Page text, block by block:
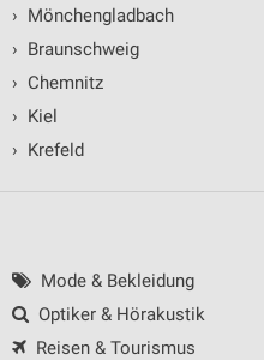
› Mönchengladbach
› Braunschweig
› Chemnitz
› Kiel
› Krefeld
Mode & Bekleidung
Optiker & Hörakustik
Reisen & Tourismus